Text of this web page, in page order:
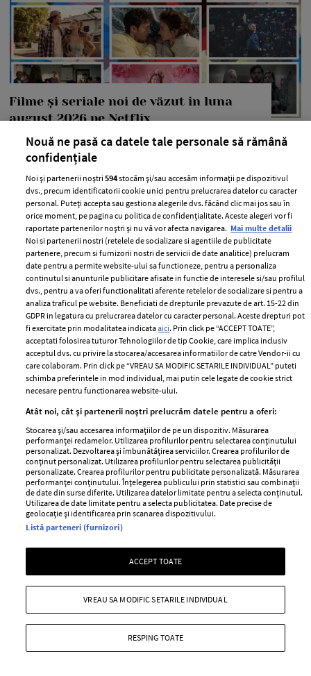
Filme și seriale noi de văzut în luna
august 2026 pe Netflix
LIFESTYLE 04 august 2026
În luna august ai ce să urmărești pe Netflix, așa că venim
în ajutorul tău cu o listă de filme și seriale noi pe care nu
trebuie să le ratezi.
+ MAI MULTE
MAI MULTE ARTICOLE
ABONEAZĂ-TE LA NEWSLETTER
Urmareste-ne pe:
Cele mai citite
BEAUTY TIPS
7 uleiuri care stimulează creșterea rapidă a
Nouă ne pasă ca datele tale personale să rămână
confidențiale
Noi și partenerii noștri594stocăm și/sau accesăm informații pe dispozitivul
dvs., precum identificatorii cookie unici pentru prelucrarea datelor cu caracter
personal. Puteți accepta sau gestiona alegerile dvs. făcând clic mai jos sau în
orice moment, pe pagina cu politica de confidențialitate. Aceste alegeri vor fi
raportate partenerilor noștri și nu vă vor afecta navigarea. Mai multe detalii
Noi si partenerii nostri (retelele de socializare si agentiile de publicitate
partenere, precum si furnizorii nostri de servicii de date analitice) prelucram
date pentru a permite website-ului sa functioneze, pentru a personaliza
continutul si anunturile publicitare afisate in functie de interesele si/sau profilul
dvs., pentru a va oferi functionalitati aferente retelelor de socializare si pentru a
analiza traficul pe website. Beneficiati de drepturile prevazute de art. 15-22 din
GDPR in legatura cu prelucrarea datelor cu caracter personal. Aceste drepturi pot
fi exercitate prin modalitatea indicataaici. Prin click pe “ACCEPT TOATE”,
acceptati folosirea tuturor Tehnologiilor de tip Cookie, care implica inclusiv
acceptul dvs. cu privire la stocarea/accesarea informatiilor de catre Vendor-ii cu
care colaboram. Prin click pe “VREAU SA MODIFIC SETARILE INDIVIDUAL” puteti
schimba preferintele in mod individual, mai putin cele legate de cookie strict
necesare pentru functionarea website-ului.
Atât noi, cât și partenerii noștri prelucrăm datele pentru a oferi:
Stocarea și/sau accesarea informațiilor de pe un dispozitiv. Măsurarea
performanței reclamelor. Utilizarea profilurilor pentru selectarea conținutului
personalizat. Dezvoltarea și îmbunătățirea serviciilor. Crearea profilurilor de
conținut personalizat. Utilizarea profilurilor pentru selectarea publicității
personalizate. Crearea profilurilor pentru publicitate personalizată. Măsurarea
performanței conținutului. Înțelegerea publicului prin statistici sau combinații
de date din surse diferite. Utilizarea datelor limitate pentru a selecta conținutul.
Utilizarea de date limitate pentru a selecta publicitatea. Date precise de
geolocație și identificarea prin scanarea dispozitivului.
Listă parteneri (furnizori)
ACCEPT TOATE
RESPING TOATE
VREAU SA MODIFIC SETARILE INDIVIDUAL